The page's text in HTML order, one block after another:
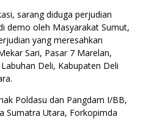
sarang diduga perjudian
demo oleh Masyarakat Sumut,
yang meresahkan
Sari, Pasar 7 Marelan,
Deli, Kabupaten Deli
Poldasu dan Pangdam I/BB,
Sumatra Utara, Forkopimda